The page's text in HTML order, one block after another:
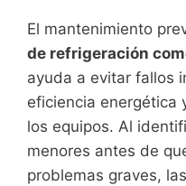
El mantenimiento
de refrigeración
ayuda a evitar fallos
eficiencia energética
los equipos. Al
menores antes de
problemas graves,